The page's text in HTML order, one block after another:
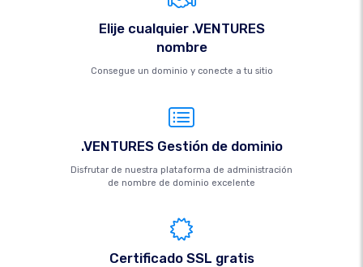
Elije cualquier .VENTURES
nombre
Consegue un dominio y conecte a tu sitio
.VENTURES Gestión de dominio
Disfrutar de nuestra plataforma de administración
de nombre de dominio excelente
Certificado SSL gratis